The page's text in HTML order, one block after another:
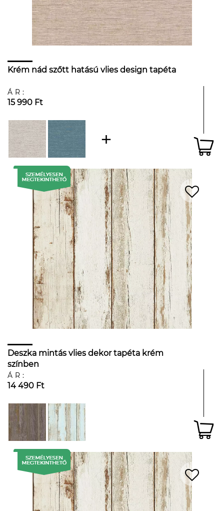
Krém nád szőtt hatású vlies design tapéta
ÁR:
15 990 Ft
Deszka mintás vlies dekor tapéta krém
színben
ÁR:
14 490 Ft